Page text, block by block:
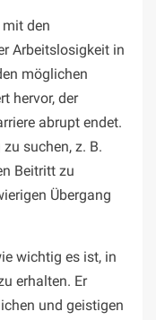
den
Arbeitslosigkeit in
möglichen
hervor, der
abrupt endet.
suchen, z. B.
Beitritt zu
Übergang
wichtig es ist, in
erhalten. Er
und geistigen